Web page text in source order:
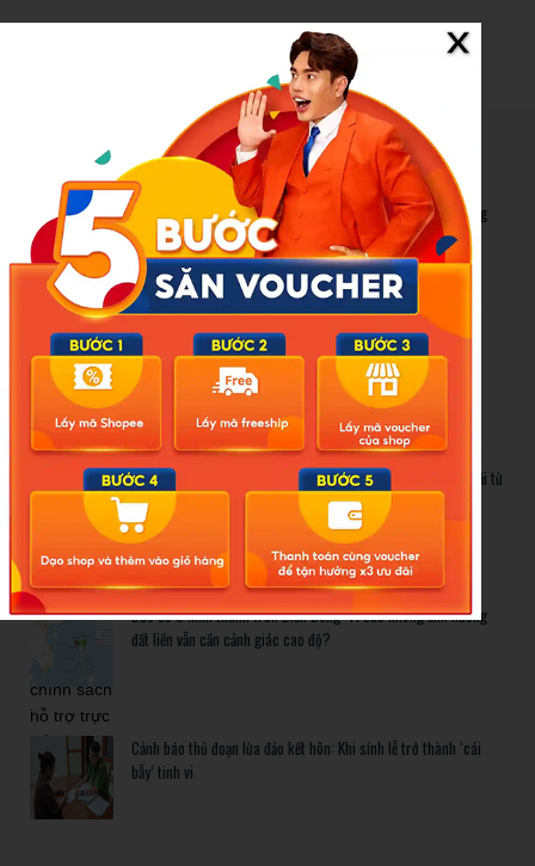
New Posts
Bão số 3 hình thành trên Biển Đông: Vì sao không ảnh hưởng
đất liền vẫn cần cảnh giác cao độ?
Cảnh báo thủ đoạn lừa đảo kết hôn: Khi sính lễ trở thành ‘cái
bẫy’ tinh vi
Gần 1.200 tỷ đồng xóa ‘mù bơi’ cho học sinh TP.HCM: Lời giải từ
chính sách hỗ trợ trực tiếp
Related Posts
Bão số 3 hình thành trên Biển Đông: Vì sao không ảnh hưởng
đất liền vẫn cần cảnh giác cao độ?
Cảnh báo thủ đoạn lừa đảo kết hôn: Khi sính lễ trở thành ‘cái
bẫy’ tinh vi